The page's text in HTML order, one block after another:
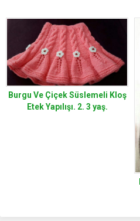
Burgu Ve Çiçek Süslemeli Kloş
Etek Yapılışı. 2. 3 yaş.